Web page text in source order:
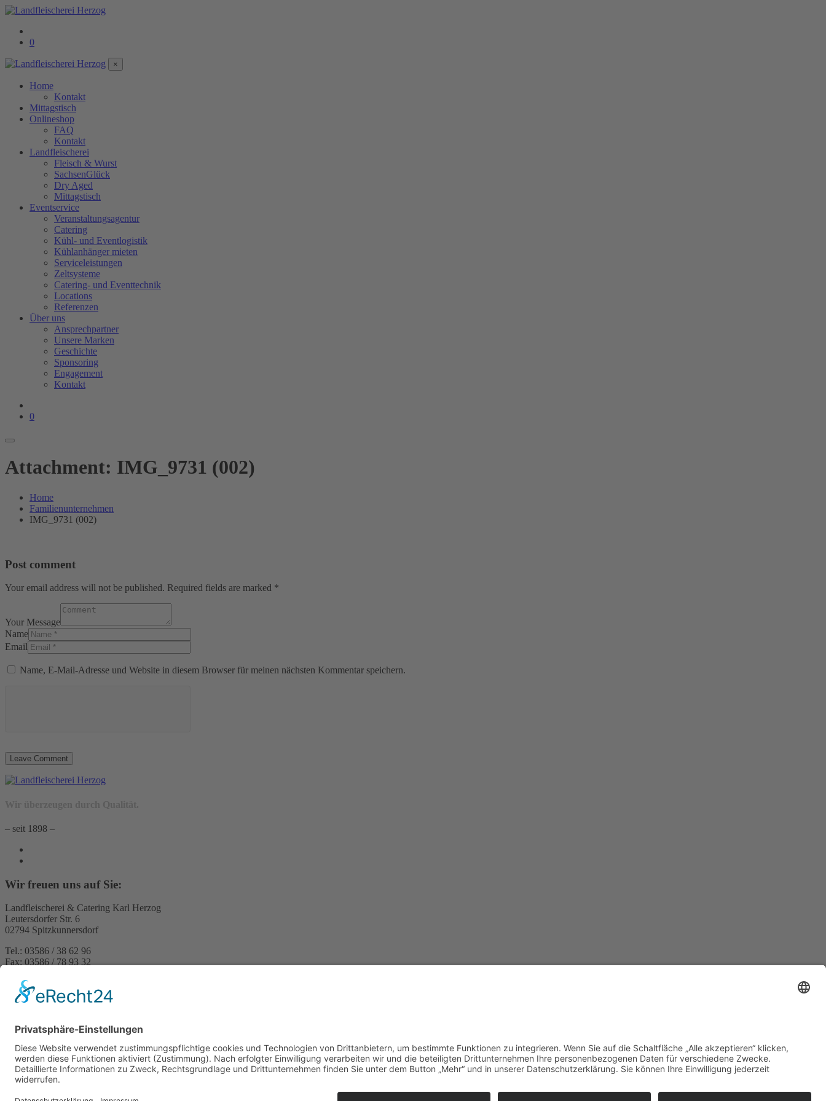
0
×
Home
Kontakt
Mittagstisch
Onlineshop
FAQ
Kontakt
Landfleischerei
Fleisch & Wurst
SachsenGlück
Dry Aged
Mittagstisch
Eventservice
Veranstaltungsagentur
Catering
Kühl- und Eventlogistik
Kühlanhänger mieten
Serviceleistungen
Zeltsysteme
Catering- und Eventtechnik
Locations
Referenzen
Über uns
Ansprechpartner
Unsere Marken
Geschichte
Sponsoring
Engagement
Kontakt
0
Attachment: IMG_9731 (002)
Home
Familienunternehmen
IMG_9731 (002)
Post comment
Your email address will not be published. Required fields are marked *
Your Message
Name
Email
Name, E-Mail-Adresse und Website in diesem Browser für meinen nächsten Kommentar speichern.
– seit 1898 –
Wir freuen uns auf Sie:
Landfleischerei & Catering Karl Herzog
Leutersdorfer Str. 6
02794 Spitzkunnersdorf
Tel.: 03586 / 38 62 96
Fax: 03586 / 78 93 32
Startseite
Onlineshop
AGB
Vertrag widerrufen
Impressum
Datenschutzerklärung
Social Media Datenschutz